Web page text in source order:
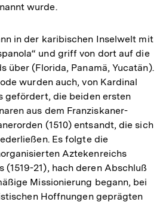
wurde.
in der karibischen Inselwelt mit
und griff von dort auf die
über (Florida, Panamä, Yucatän).
wurden auch, von Kardinal
gefördert, die beiden ersten
aus dem Franziskaner-
(1510) entsandt, die sich
Es folgte die
Aztekenreichs
(1519-21), hach deren Abschluß
Missionierung begann, bei
Hoffnungen geprägten